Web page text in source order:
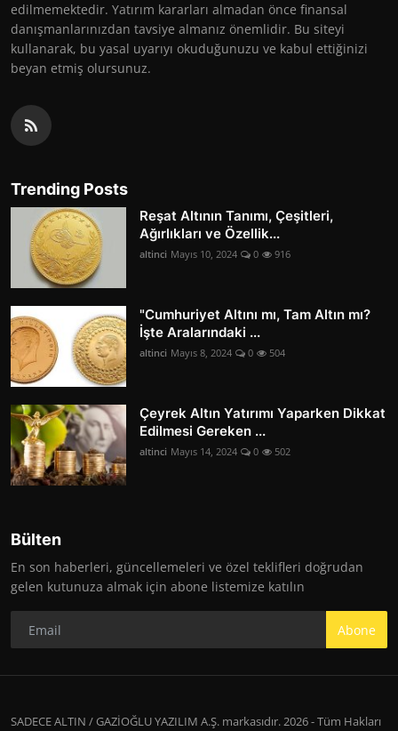
edilmemektedir. Yatırım kararları almadan önce finansal
danışmanlarınızdan tavsiye almanız önemlidir. Bu siteyi
kullanarak, bu yasal uyarıyı okuduğunuzu ve kabul ettiğinizi
beyan etmiş olursunuz.
Trending Posts
Reşat Altının Tanımı, Çeşitleri,
Ağırlıkları ve Özellik...
altinci Mayıs 10, 2024 0 916
"Cumhuriyet Altını mı, Tam Altın mı?
İşte Aralarındaki ...
altinci Mayıs 8, 2024 0 504
Çeyrek Altın Yatırımı Yaparken Dikkat
Edilmesi Gereken ...
altinci Mayıs 14, 2024 0 502
Bülten
En son haberleri, güncellemeleri ve özel teklifleri doğrudan
gelen kutunuza almak için abone listemize katılın
Abone
SADECE ALTIN / GAZİOĞLU YAZILIM A.Ş. markasıdır. 2026 - Tüm Hakları